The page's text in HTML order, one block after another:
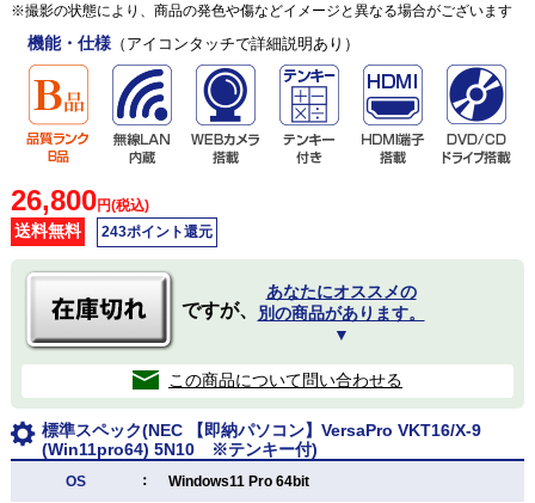
※撮影の状態により、商品の発色や傷などイメージと異なる場合がございます
機能・仕様（アイコンタッチで詳細説明あり）
26,800円(税込)
送料無料 243ポイント還元
ですが、
あなたにオススメの
別の商品があります。
▼
この商品について問い合わせる
標準スペック(NEC 【即納パソコン】VersaPro VKT16/X-9
(Win11pro64) 5N10 ※テンキー付)
OS ： Windows11 Pro 64bit